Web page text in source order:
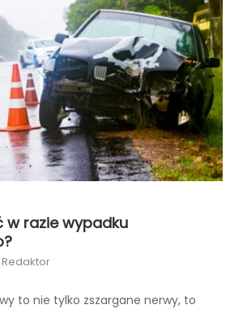
w razie wypadku
Author
Redaktor
to nie tylko zszargane nerwy, to